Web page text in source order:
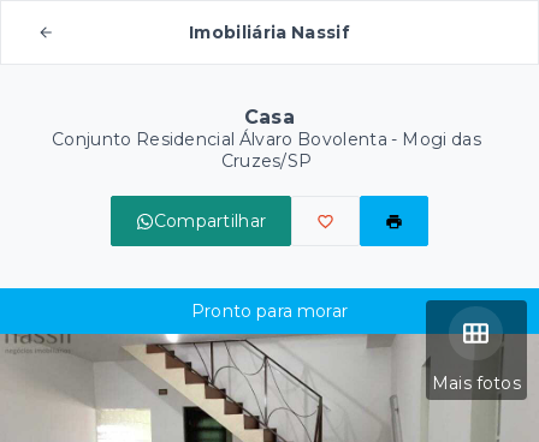
Imobiliária Nassif
Casa
Conjunto Residencial Álvaro Bovolenta - Mogi das
Cruzes/SP
Compartilhar
Mais fotos
Pronto para morar